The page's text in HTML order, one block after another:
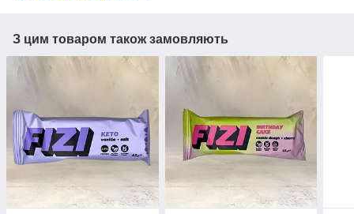
З цим товаром також замовляють